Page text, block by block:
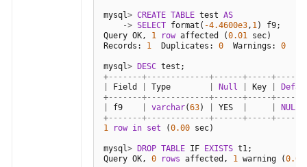
mysql> CREATE TABLE test AS
-> SELECT format( -4.4600e3, 1) f9;
Query OK, 1 row affected (0.01 sec)
Records: 1
  Duplicates:
0
  Warnings:
0
mysql> DESC
+-------+-------------+------+-----
Field Type Null Key
+-------+-------------+------+-----
f9 varchar(63) YES
NULL
+-------+-------------+------+-----
1
row in set (0.00 sec)
mysql> DROP TABLE IF EXISTS t1;
Query OK, 0 rows affected, 1 warning (0.00